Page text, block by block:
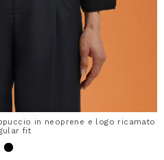
in neoprene e logo ricamato
fit